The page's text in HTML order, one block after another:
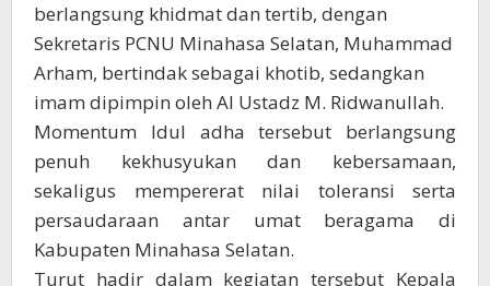
berlangsung khidmat dan tertib, dengan
Sekretaris PCNU Minahasa Selatan, Muhammad
Arham, bertindak sebagai khotib, sedangkan
imam dipimpin oleh Al Ustadz M. Ridwanullah.
Momentum Idul adha tersebut berlangsung
penuh kekhusyukan dan kebersamaan,
sekaligus mempererat nilai toleransi serta
persaudaraan antar umat beragama di
Kabupaten Minahasa Selatan.
Turut hadir dalam kegiatan tersebut Kepala